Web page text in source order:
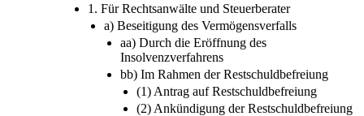
1. Für Rechtsanwälte und Steuerberater
a) Beseitigung des Vermögensverfalls
aa) Durch die Eröffnung des
Insolvenzverfahrens
bb) Im Rahmen der Restschuldbefreiung
(1) Antrag auf Restschuldbefreiung
(2) Ankündigung der Restschuldbefreiung